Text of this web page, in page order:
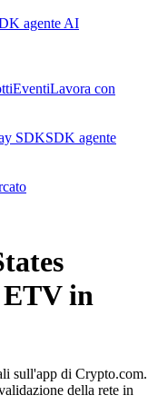
agente AI
EventiLavora con
SDKSDK agente
in
sull'app di Crypto.com.
della rete in